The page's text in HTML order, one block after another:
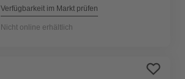
Verfügbarkeit im Markt prüfen
Nicht online erhältlich